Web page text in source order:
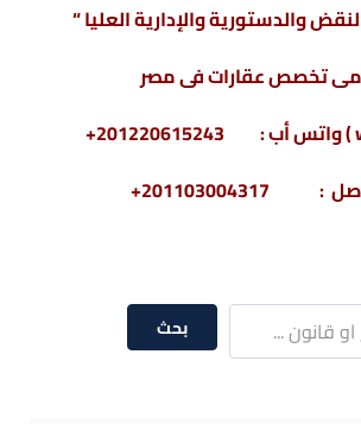
والدستورية والإدارية العليا “
تخصص عقارات فى مصر
بحث